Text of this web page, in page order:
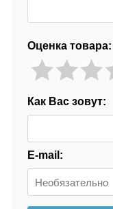
Оценка товара:
Как Вас зовут:
E-mail: